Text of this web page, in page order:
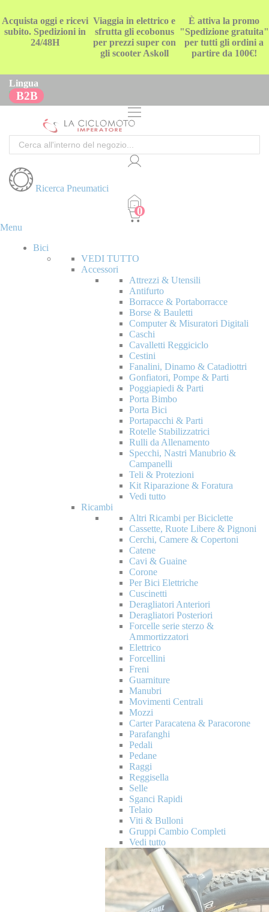
Acquista oggi e ricevi
subito. Spedizioni in
24/48H
Viaggia in elettrico e
sfrutta gli ecobonus
per prezzi super con
gli scooter Askoll
È attiva la promo
"Spedizione gratuita"
per tutti gli ordini a
partire da 100€!
Lingua
B2B
Cerca
Ricerca Pneumatici
Menu
Bici
VEDI TUTTO
Accessori
Attrezzi & Utensili
Antifurto
Borracce & Portaborracce
Borse & Bauletti
Computer & Misuratori Digitali
Caschi
Cavalletti Reggiciclo
Cestini
Fanalini, Dinamo & Catadiottri
Gonfiatori, Pompe & Parti
Poggiapiedi & Parti
Porta Bimbo
Porta Bici
Portapacchi & Parti
Rotelle Stabilizzatrici
Rulli da Allenamento
Specchi, Nastri Manubrio &
Campanelli
Teli & Protezioni
Kit Riparazione & Foratura
Vedi tutto
Ricambi
Altri Ricambi per Biciclette
Cassette, Ruote Libere & Pignoni
Cerchi, Camere & Copertoni
Catene
Cavi & Guaine
Corone
Per Bici Elettriche
Cuscinetti
Deragliatori Anteriori
Deragliatori Posteriori
Forcelle serie sterzo &
Ammortizzatori
Elettrico
Forcellini
Freni
Guarniture
Manubri
Movimenti Centrali
Mozzi
Carter Paracatena & Paracorone
Parafanghi
Pedali
Pedane
Raggi
Reggisella
Selle
Sganci Rapidi
Telaio
Viti & Bulloni
Gruppi Cambio Completi
Vedi tutto